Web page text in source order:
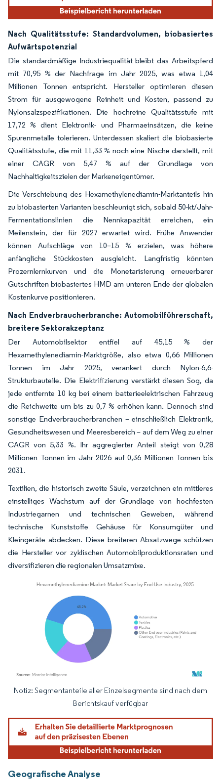
Nach Qualitätsstufe: Standardvolumen, biobasiertes
Aufwärtspotenzial
Die standardmäßige Industriequalität bleibt das Arbeitspferd
mit 70,95 % der Nachfrage im Jahr 2025, was etwa 1,04
Millionen Tonnen entspricht. Hersteller optimieren diesen
Strom für ausgewogene Reinheit und Kosten, passend zu
Nylonsalzspezifikationen. Die hochreine Qualitätsstufe mit
17,72 % dient Elektronik- und Pharmaeinsätzen, die keine
Spurenmetalle tolerieren. Unterdessen skaliert die biobasierte
Qualitätsstufe, die mit 11,33 % noch eine Nische darstellt, mit
einer CAGR von 5,47 % auf der Grundlage von
Nachhaltigkeitszielen der Markeneigentümer.
Die Verschiebung des Hexamethylenediamin-Marktanteils hin
zu biobasierten Varianten beschleunigt sich, sobald 50-kt/Jahr-
Fermentationslinien die Nennkapazität erreichen, ein
Meilenstein, der für 2027 erwartet wird. Frühe Anwender
können Aufschläge von 10–15 % erzielen, was höhere
anfängliche Stückkosten ausgleicht. Langfristig könnten
Prozernlernkurven und die Monetarisierung erneuerbarer
Gutschriften biobasiertes HMD am unteren Ende der globalen
Kostenkurve positionieren.
Nach Endverbraucherbranche: Automobilführerschaft,
breitere Sektorakzeptanz
Der Automobilsektor entfiel auf 45,15 % der
Hexamethylenediamin-Marktgröße, also etwa 0,66 Millionen
Tonnen im Jahr 2025, verankert durch Nylon-6,6-
Strukturbauteile. Die Elektrifizierung verstärkt diesen Sog, da
jede entfernte 10 kg bei einem batterieelektrischen Fahrzeug
die Reichweite um bis zu 0,7 % erhöhen kann. Dennoch sind
sonstige Endverbraucherbranchen – einschließlich Elektronik,
Gesundheitswesen und Meeresbereich – auf dem Weg zu einer
CAGR von 5,33 %. Ihr aggregierter Anteil steigt von 0,28
Millionen Tonnen im Jahr 2026 auf 0,36 Millionen Tonnen bis
2031.
Textilien, die historisch zweite Säule, verzeichnen ein mittleres
einstelliges Wachstum auf der Grundlage von hochfesten
Industriegarnen und technischen Geweben, während
technische Kunststoffe Gehäuse für Konsumgüter und
Kleingeräte abdecken. Diese breiteren Absatzwege schützen
die Hersteller vor zyklischen Automobilproduktionsraten und
diversifizieren die regionalen Umsatzmixe.
Bild © Mordor Intelligence. Wiederverwendung erfordert Namensnennung
Notiz: Segmentanteile aller Einzelsegmente sind nach dem
Berichtskauf verfügbar
Geografische Analyse